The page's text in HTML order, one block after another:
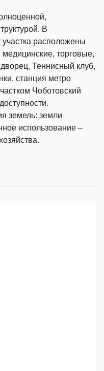
В
участка расположены
торговые,
Теннисный клуб,
станция метро
Чоботовский
земель: земли
использование –